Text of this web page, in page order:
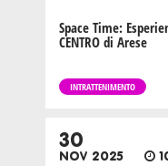
Space Time:
CENTRO di Arese
INTRATTENIMENTO
30
NOV 2025